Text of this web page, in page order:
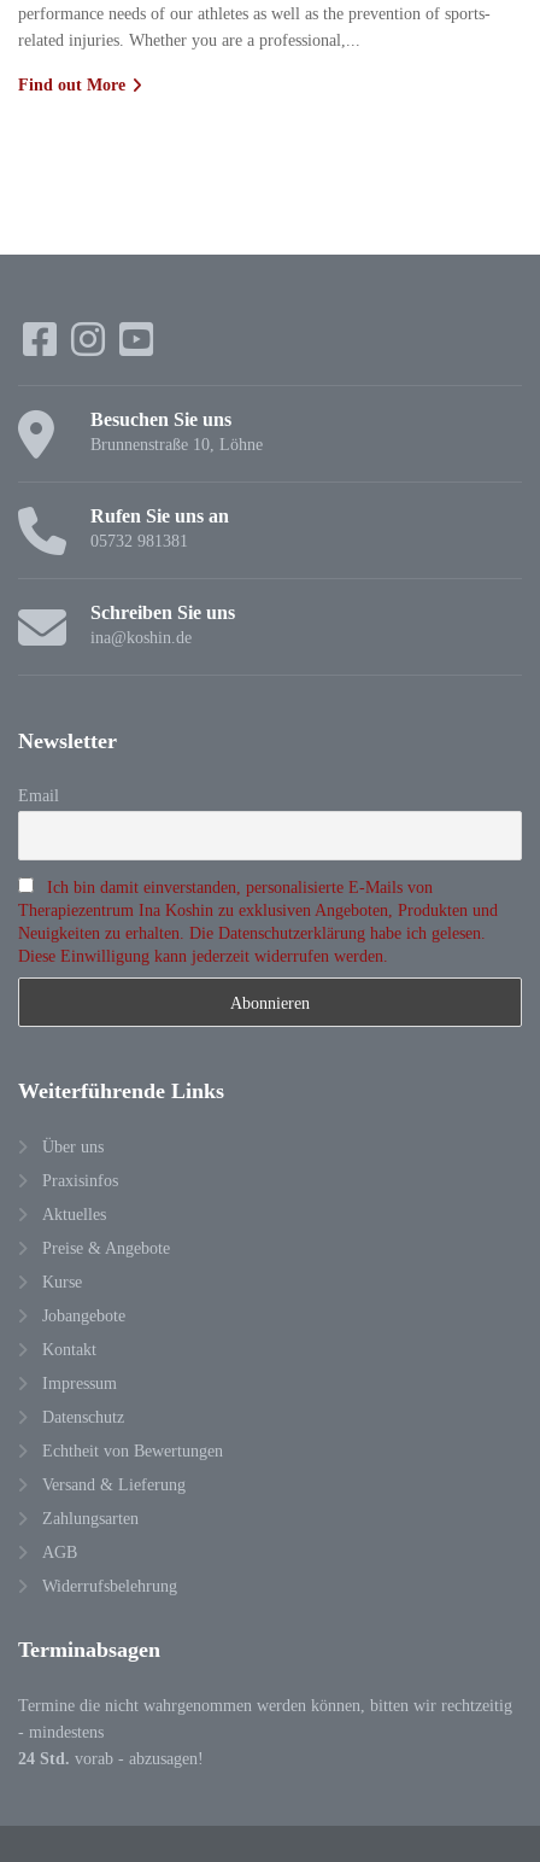
performance needs of our athletes as well as the prevention of sports-
related injuries. Whether you are a professional,...
Find out More
Besuchen Sie uns
Brunnenstraße 10, Löhne
Rufen Sie uns an
05732 981381
Schreiben Sie uns
ina@koshin.de
Newsletter
Email
Ich bin damit einverstanden, personalisierte E-Mails von
Therapiezentrum Ina Koshin zu exklusiven Angeboten, Produkten und
Neuigkeiten zu erhalten. Die Datenschutzerklärung habe ich gelesen.
Diese Einwilligung kann jederzeit widerrufen werden.
Weiterführende Links
Über uns
Praxisinfos
Aktuelles
Preise & Angebote
Kurse
Jobangebote
Kontakt
Impressum
Datenschutz
Echtheit von Bewertungen
Versand & Lieferung
Zahlungsarten
AGB
Widerrufsbelehrung
Terminabsagen
Termine die nicht wahrgenommen werden können, bitten wir rechtzeitig
- mindestens
24 Std. vorab - abzusagen!